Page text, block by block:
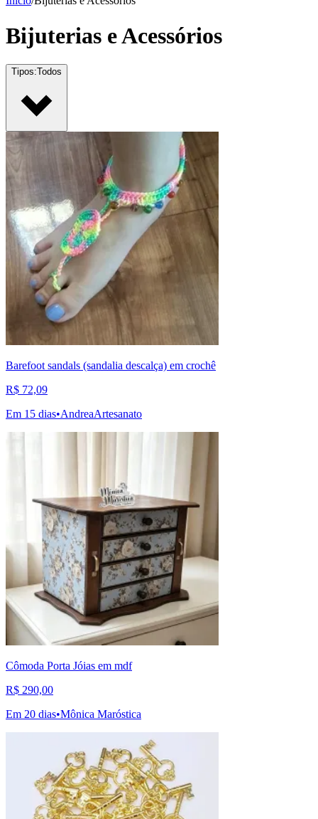
Bijuterias e Acessórios
Tipos:Todos
Barefoot sandals (sandalia descalça) em crochê
R$ 72,09
Em 15 dias•AndreaArtesanato
Cômoda Porta Jóias em mdf
R$ 290,00
Em 20 dias•Mônica Maróstica